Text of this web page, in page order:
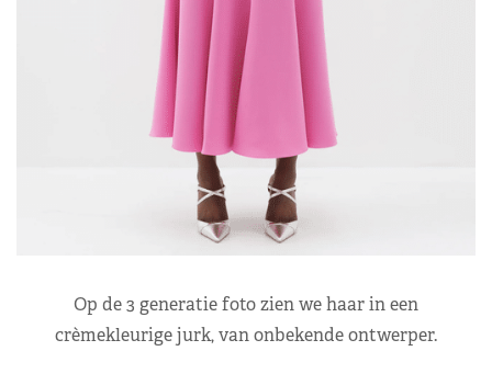
Op de 3 generatie foto zien we haar in een
crèmekleurige jurk, van onbekende ontwerper.